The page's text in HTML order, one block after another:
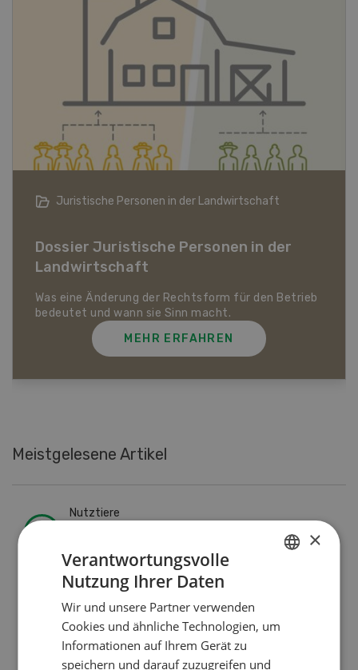
Bio-Artikel
Dossier Bio-Artikel
MEHR ERFAHREN
Meistgelesene Artikel
Nutztiere
Schweizer Kuhnamen: Liste
von A-Z
Pflanzenbau
Erst das Ziel, dann die
×
Verantwortungsvolle
Nutzung Ihrer Daten
Wir und unsere Partner verwenden
Cookies und ähnliche Technologien, um
Informationen auf Ihrem Gerät zu
speichern und darauf zuzugreifen und